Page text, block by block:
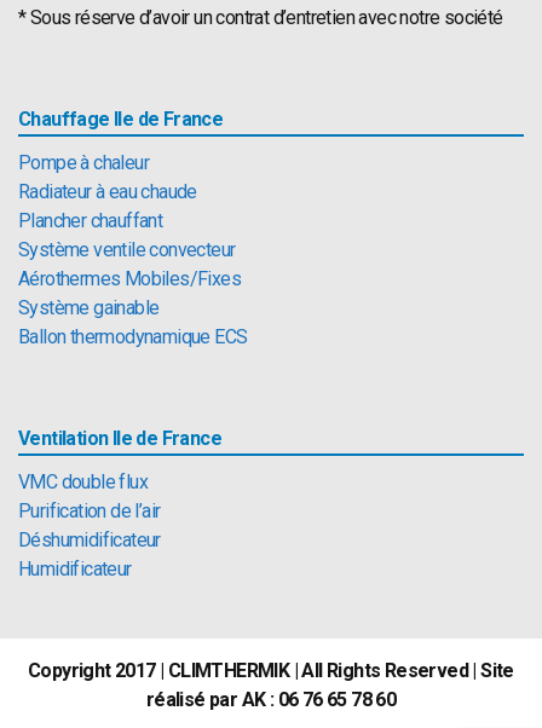
* Sous réserve d’avoir un contrat d’entretien avec notre société
Chauffage Ile de France
Pompe à chaleur
Radiateur à eau chaude
Plancher chauffant
Système ventile convecteur
Aérothermes Mobiles/Fixes
Système gainable
Ballon thermodynamique ECS
Ventilation Ile de France
VMC double flux
Purification de l’air
Déshumidificateur
Humidificateur
Copyright 2017 | CLIMTHERMIK | All Rights Reserved | Site
réalisé par AK : 06 76 65 78 60